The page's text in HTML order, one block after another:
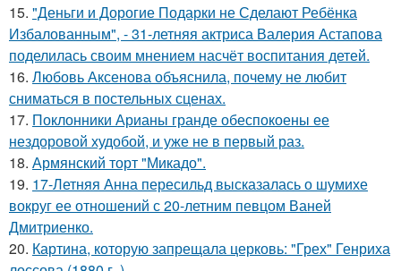
15. "Деньги и Дорогие Подарки не Сделают Ребёнка
Избалованным", - 31-летняя актриса Валерия Астапова
поделилась своим мнением насчёт воспитания детей.
16. Любовь Аксенова объяснила, почему не любит
сниматься в постельных сценах.
17. Поклонники Арианы гранде обеспокоены ее
нездоровой худобой, и уже не в первый раз.
18. Армянский торт "Микадо".
19. 17-Летняя Анна пересильд высказалась о шумихе
вокруг ее отношений с 20-летним певцом Ваней
Дмитриенко.
20. Картина, которую запрещала церковь: "Грех" Генриха